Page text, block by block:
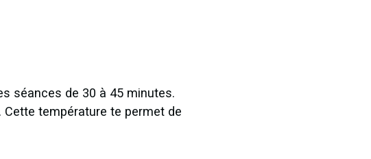
séances de 30 à 45 minutes.
Cette température te permet de